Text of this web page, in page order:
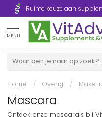
Ruime keuze aan
MENU
Home / Overig / Make-
Mascara
Ontdek onze mascara's bij